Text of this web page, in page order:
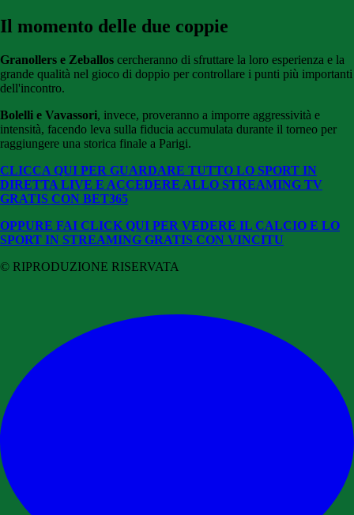
Il momento delle due coppie
Granollers e Zeballos cercheranno di sfruttare la loro esperienza e la
grande qualità nel gioco di doppio per controllare i punti più importanti
dell'incontro.
Bolelli e Vavassori, invece, proveranno a imporre aggressività e
intensità, facendo leva sulla fiducia accumulata durante il torneo per
raggiungere una storica finale a Parigi.
CLICCA QUI PER GUARDARE TUTTO LO SPORT IN
DIRETTA LIVE E ACCEDERE ALLO STREAMING TV
GRATIS CON BET365
OPPURE FAI CLICK QUI PER VEDERE IL CALCIO E LO
SPORT IN STREAMING GRATIS CON VINCITU
© RIPRODUZIONE RISERVATA